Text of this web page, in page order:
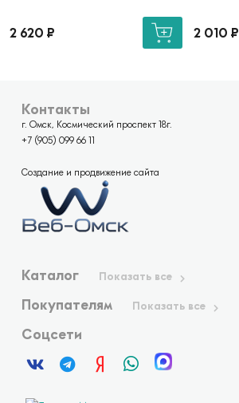
2 620₽ 2 010₽
Контакты
г. Омск, Космический проспект 18г.
+7 (905) 099 66 11
Создание и продвижение сайта
Каталог Показать все
Покупателям Показать все
Соцсети